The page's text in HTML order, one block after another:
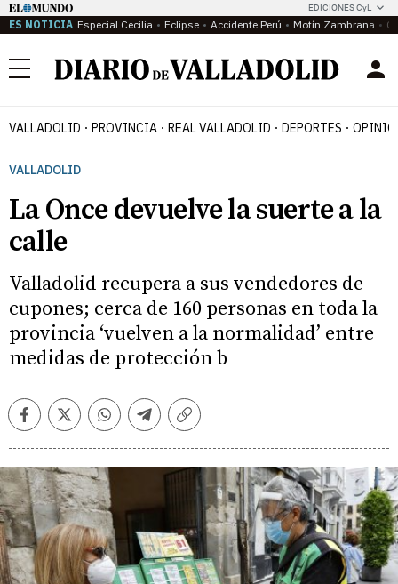
EDICIONES CyL
ES NOTICIA Especial Cecilia Eclipse Accidente Perú Motín Zambrana
Menú
VALLADOLID PROVINCIA REAL VALLADOLID DEPORTES
VALLADOLID
La Once devuelve la suerte a la
calle
Valladolid recupera a sus vendedores de
cupones; cerca de 160 personas en toda la
provincia ‘vuelven a la normalidad’ entre
medidas de protección b
FacebookTwitterWhatsappTelegramCopiar